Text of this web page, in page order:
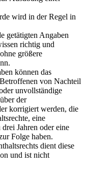
wird in der Regel in
getätigten Angaben
richtig und
größere
können das
von Nachteil
unvollständige
der
korrigiert werden, die
eine
Jahren oder eine
Folge haben.
dient diese
und ist nicht